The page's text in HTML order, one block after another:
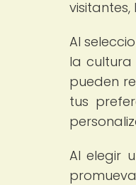
Al
la cultura
pueden
tus
Al elegir